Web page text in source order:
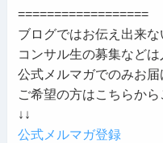
==================
ブログではお伝え出来な
コンサル生の募集など
公式メルマガでのみお届
ご希望の方はこちらから
↓↓
公式メルマガ登録